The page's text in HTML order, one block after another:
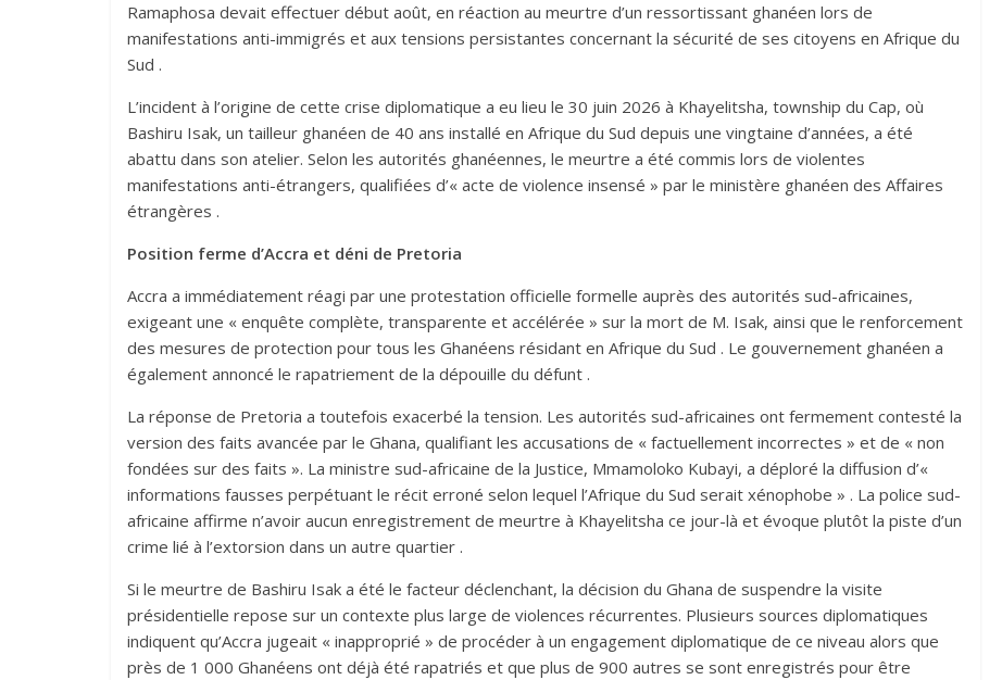
Ramaphosa devait effectuer début août, en réaction au meurtre d’un ressortissant ghanéen lors de
manifestations anti-immigrés et aux tensions persistantes concernant la sécurité de ses citoyens en Afrique du
Sud .
L’incident à l’origine de cette crise diplomatique a eu lieu le 30 juin 2026 à Khayelitsha, township du Cap, où
Bashiru Isak, un tailleur ghanéen de 40 ans installé en Afrique du Sud depuis une vingtaine d’années, a été
abattu dans son atelier. Selon les autorités ghanéennes, le meurtre a été commis lors de violentes
manifestations anti-étrangers, qualifiées d’« acte de violence insensé » par le ministère ghanéen des Affaires
étrangères .
Position ferme d’Accra et déni de Pretoria
Accra a immédiatement réagi par une protestation officielle formelle auprès des autorités sud-africaines,
exigeant une « enquête complète, transparente et accélérée » sur la mort de M. Isak, ainsi que le renforcement
des mesures de protection pour tous les Ghanéens résidant en Afrique du Sud . Le gouvernement ghanéen a
également annoncé le rapatriement de la dépouille du défunt .
La réponse de Pretoria a toutefois exacerbé la tension. Les autorités sud-africaines ont fermement contesté la
version des faits avancée par le Ghana, qualifiant les accusations de « factuellement incorrectes » et de « non
fondées sur des faits ». La ministre sud-africaine de la Justice, Mmamoloko Kubayi, a déploré la diffusion d’«
informations fausses perpétuant le récit erroné selon lequel l’Afrique du Sud serait xénophobe » . La police sud-
africaine affirme n’avoir aucun enregistrement de meurtre à Khayelitsha ce jour-là et évoque plutôt la piste d’un
crime lié à l’extorsion dans un autre quartier .
Si le meurtre de Bashiru Isak a été le facteur déclenchant, la décision du Ghana de suspendre la visite
présidentielle repose sur un contexte plus large de violences récurrentes. Plusieurs sources diplomatiques
indiquent qu’Accra jugeait « inapproprié » de procéder à un engagement diplomatique de ce niveau alors que
près de 1 000 Ghanéens ont déjà été rapatriés et que plus de 900 autres se sont enregistrés pour être